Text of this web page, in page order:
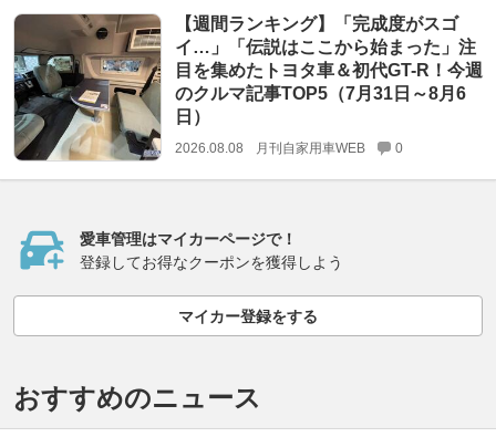
【週間ランキング】「完成度がスゴ
イ…」「伝説はここから始まった」注
目を集めたトヨタ車＆初代GT-R！今週
のクルマ記事TOP5（7月31日～8月6
日）
2026.08.08 月刊自家用車WEB 0
愛車管理はマイカーページで！
登録してお得なクーポンを獲得しよう
マイカー登録をする
おすすめのニュース